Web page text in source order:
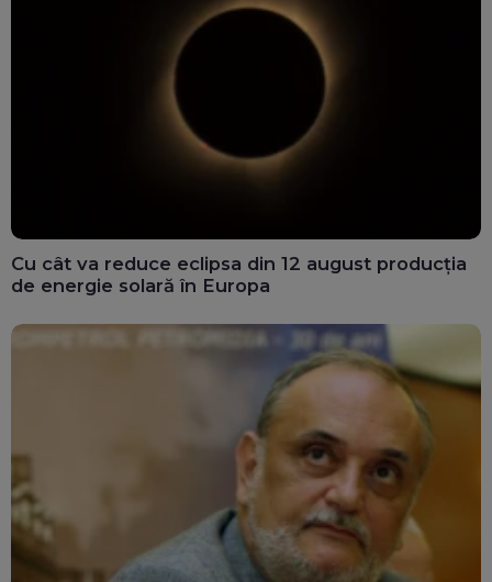
Cu cât va reduce eclipsa din 12 august producția
de energie solară în Europa